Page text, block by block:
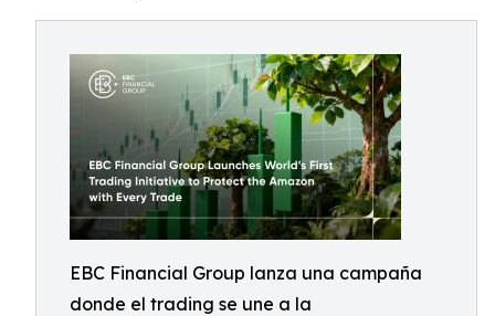
EBC Financial Group lanza una campaña
donde el trading se une a la